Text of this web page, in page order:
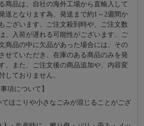
商品は、自社の海外工場から直輸入して
送となります為、発送まで約1～2週間か
ございます。ご注文殺到時や、ご注文数
、入荷が遅れる可能性がございます、ご
商品の中に欠品があった場合には、その
せていただき、在庫のある商品のみを発
。また、ご注文後の商品追加や、内容変
しておりません。
項について】
ほこりや⼩さなごみが混じることがござ